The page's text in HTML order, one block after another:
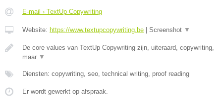
E-mail › TextUp Copywriting
Website: https://www.textupcopywriting.be Screenshot ▼
De core values van TextUp Copywriting zijn, uiteraard, copywriting,
maar ▼
Diensten: copywriting, seo, technical writing, proof reading
Er wordt gewerkt op afspraak.